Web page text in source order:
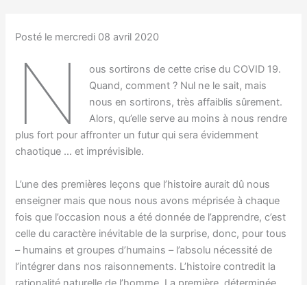
Posté le mercredi 08 avril 2020
N
ous sortirons de cette crise du COVID 19.
Quand, comment ? Nul ne le sait, mais
nous en sortirons, très affaiblis sûrement.
Alors, qu’elle serve au moins à nous rendre
plus fort pour affronter un futur qui sera évidemment
chaotique … et imprévisible.
L’une des premières leçons que l’histoire aurait dû nous
enseigner mais que nous nous avons méprisée à chaque
fois que l’occasion nous a été donnée de l’apprendre, c’est
celle du caractère inévitable de la surprise, donc, pour tous
– humains et groupes d’humains – l’absolu nécessité de
l’intégrer dans nos raisonnements. L’histoire contredit la